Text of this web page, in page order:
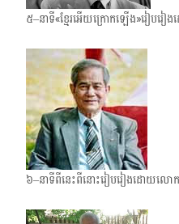
៥–នាទី«ខ្មែរអើយក្រោក​ឡើង»រៀបរ
៦–នាទីពីនេះពីនោះរៀបរៀងដោយលោ